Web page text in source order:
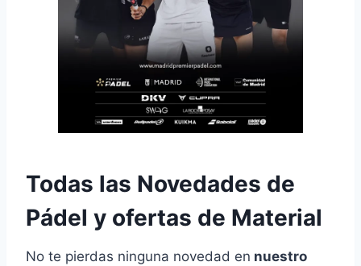
Todas las Novedades de
Pádel y ofertas de Material
No te pierdas ninguna novedad en nuestro